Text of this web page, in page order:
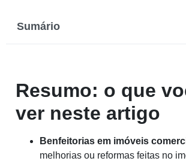
Sumário
Resumo: o que
ver neste artigo
Benfeitorias em imóveis
melhorias ou reformas feitas no